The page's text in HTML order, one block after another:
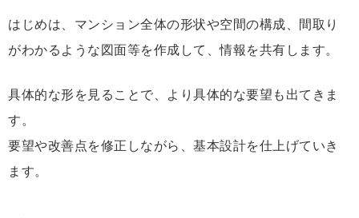
はじめは、マンション全体の形状や空間の構成、間取り
がわかるような図面等を作成して、情報を共有します。
具体的な形を見ることで、より具体的な要望も出てきま
す。
要望や改善点を修正しながら、基本設計を仕上げていき
ます。